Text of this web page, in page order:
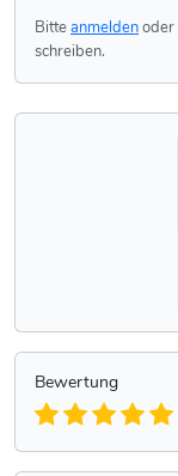
Bitteanmeldenoder
schreiben.
Bewertung